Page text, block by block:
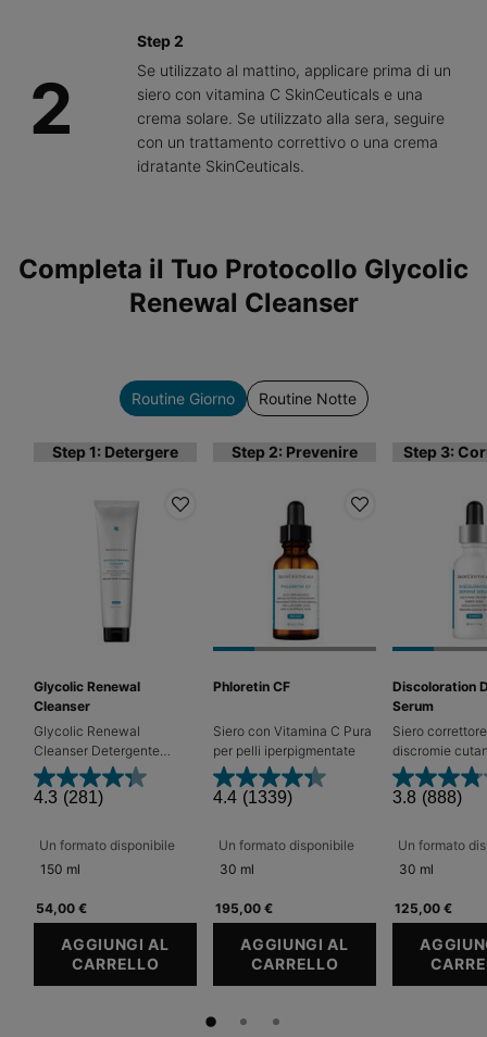
2
Step 2
Se utilizzato al mattino, applicare prima di un
siero con vitamina C SkinCeuticals e una
crema solare. Se utilizzato alla sera, seguire
con un trattamento correttivo o una crema
idratante SkinCeuticals.
PDP Complete Your Regimen Section
Completa il Tuo Protocollo Glycolic
Renewal Cleanser
Routine Giorno Routine Notte
Step 1: Detergere
Glycolic Renewal
Cleanser
Glycolic Renewal
Cleanser Detergente
esfoliante con acido
glicolico per rinnovare e
illuminare la pelle
4.3 (281)
Un formato disponibile
150 ml
54,00 €
AGGIUNGI AL
CARRELLO GLYCOLIC RENEWAL CLEANSER
Step 2: Prevenire
Phloretin CF
Siero con Vitamina C Pura
per pelli iperpigmentate
4.4 (1339)
Un formato disponibile
30 ml
195,00 €
AGGIUNGI AL
CARRELLO PHLORETIN CF
Step 3:
Discoloration
Serum
Siero
discromie
macchie scure
3.8 (888)
Un formato
30 ml
125,00 €